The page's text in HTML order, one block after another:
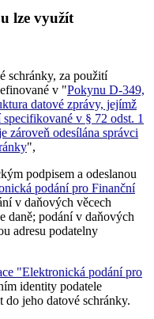
lze využít
schránky, za použití
v "Pokynu D-349,
datové zprávy, jejímž
v § 72 odst. 1
zároveň odesílána správci
",
podpisem a odeslanou
podání pro Finanční
v daňových věcech
daně; podání v daňových
adresu podatelny
"Elektronická podání pro
identity podatele
do jeho datové schránky.